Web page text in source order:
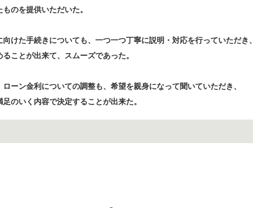
のを提供いただいた。
向けた手続きについても、一つ一つ丁寧に説明・対応を行っていただき、
ことが出来て、スムーズであった。
ローン金利についての調整も、希望を親身になって聞いていただき、
のいく内容で決定することが出来た。